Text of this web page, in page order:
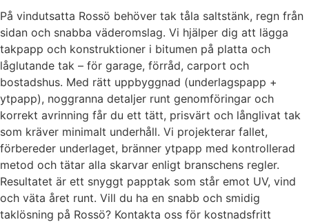
På vindutsatta Rossö behöver tak tåla saltstänk, regn från
sidan och snabba väderomslag. Vi hjälper dig att lägga
takpapp och konstruktioner i bitumen på platta och
låglutande tak – för garage, förråd, carport och
bostadshus. Med rätt uppbyggnad (underlagspapp +
ytpapp), noggranna detaljer runt genomföringar och
korrekt avrinning får du ett tätt, prisvärt och långlivat tak
som kräver minimalt underhåll. Vi projekterar fallet,
förbereder underlaget, bränner ytpapp med kontrollerad
metod och tätar alla skarvar enligt branschens regler.
Resultatet är ett snyggt papptak som står emot UV, vind
och väta året runt. Vill du ha en snabb och smidig
taklösning på Rossö? Kontakta oss för kostnadsfritt